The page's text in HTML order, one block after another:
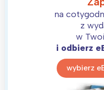
na
z
w
i odbierz
wybierz
Trójmiasto
Wrocław